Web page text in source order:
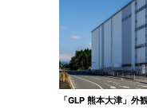
「GLP 熊本大津」外